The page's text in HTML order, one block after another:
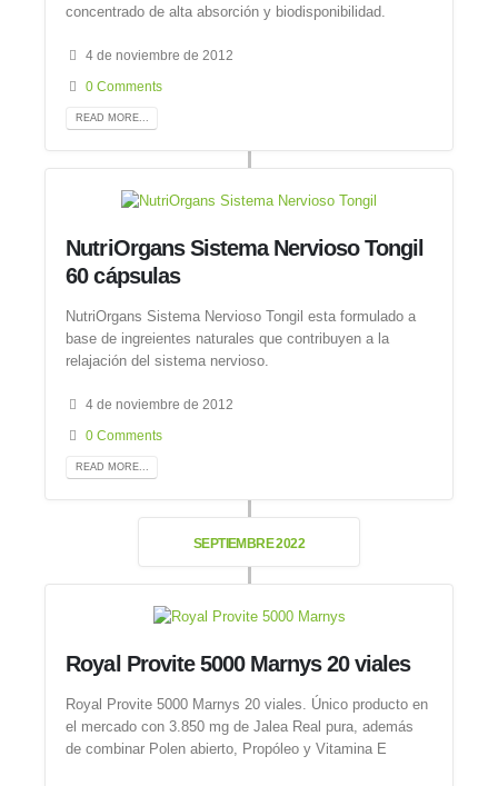
concentrado de alta absorción y biodisponibilidad.
4 de noviembre de 2012
0 Comments
READ MORE...
NutriOrgans Sistema Nervioso Tongil
60 cápsulas
NutriOrgans Sistema Nervioso Tongil esta formulado a
base de ingreientes naturales que contribuyen a la
relajación del sistema nervioso.
4 de noviembre de 2012
0 Comments
READ MORE...
SEPTIEMBRE 2022
Royal Provite 5000 Marnys 20 viales
Royal Provite 5000 Marnys 20 viales. Único producto en
el mercado con 3.850 mg de Jalea Real pura, además
de combinar Polen abierto, Propóleo y Vitamina E